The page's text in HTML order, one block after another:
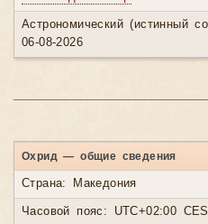
Астрономический (истинный
06-08-2026
Охрид — общие сведения
Страна: Македония
Часовой пояс: UTC+02:00